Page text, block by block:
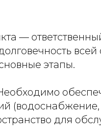
—
всей
этапы.
для